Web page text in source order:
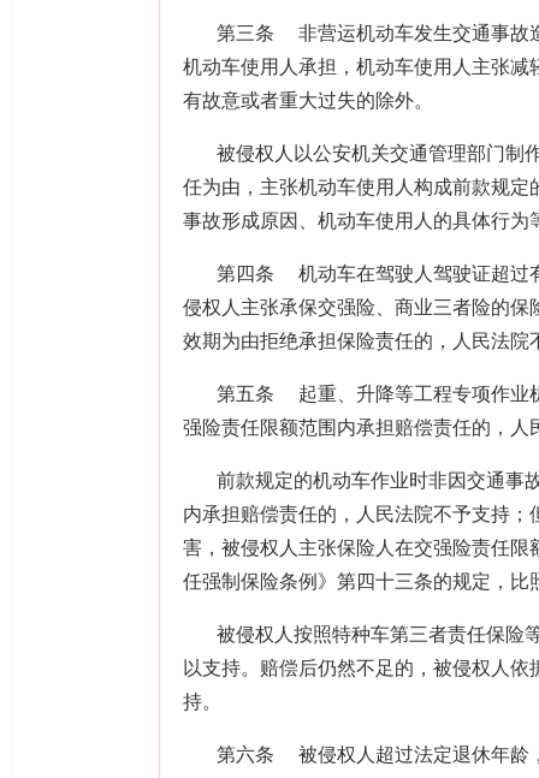
第三条
非营运机动车发生交通事故
机动车使用人承担，机动车使用人主张
有故意或者重大过失的除外。
被侵权人以公安机关交通管理部门制
任为由，主张机动车使用人构成前款规
事故形成原因、机动车使用人的具体行为
第四条
机动车在驾驶人驾驶证超过
侵权人主张承保交强险、商业三者险的
效期为由拒绝承担保险责任的，人民法院
第五条
起重、升降等工程专项作
强险责任限额范围内承担赔偿责任的，人
前款规定的机动车作业时非因交通事
内承担赔偿责任的，人民法院不予支持
害，被侵权人主张保险人在交强险责任
任强制保险条例》第四十三条的规定，比
被侵权人按照特种车第三者责任保险
以支持。赔偿后仍然不足的，被侵权人
持。
第六条
被侵权人超过法定退休年龄